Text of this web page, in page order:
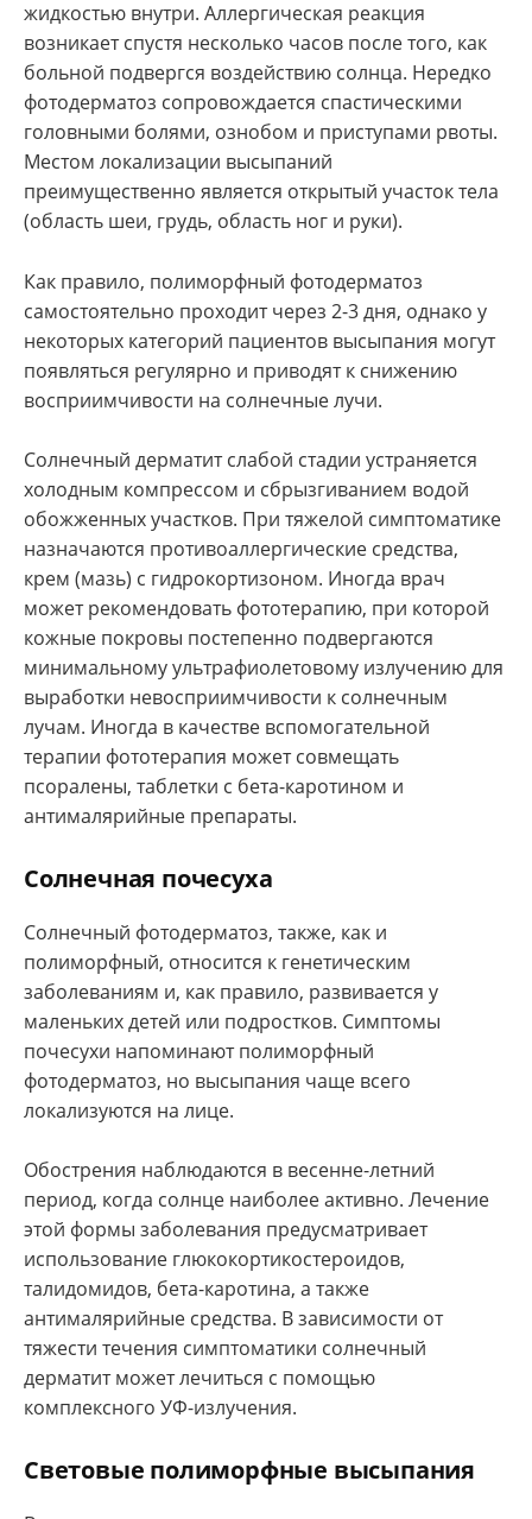
жидкостью внутри. Аллергическая реакция
возникает спустя несколько часов после того, как
больной подвергся воздействию солнца. Нередко
фотодерматоз сопровождается спастическими
головными болями, ознобом и приступами рвоты.
Местом локализации высыпаний
преимущественно является открытый участок тела
(область шеи, грудь, область ног и руки).
Как правило, полиморфный фотодерматоз
самостоятельно проходит через 2-3 дня, однако у
некоторых категорий пациентов высыпания могут
появляться регулярно и приводят к снижению
восприимчивости на солнечные лучи.
Солнечный дерматит слабой стадии устраняется
холодным компрессом и сбрызгиванием водой
обожженных участков. При тяжелой симптоматике
назначаются противоаллергические средства,
крем (мазь) с гидрокортизоном. Иногда врач
может рекомендовать фототерапию, при которой
кожные покровы постепенно подвергаются
минимальному ультрафиолетовому излучению для
выработки невосприимчивости к солнечным
лучам. Иногда в качестве вспомогательной
терапии фототерапия может совмещать
псоралены, таблетки с бета-каротином и
антималярийные препараты.
Солнечная почесуха
Солнечный фотодерматоз, также, как и
полиморфный, относится к генетическим
заболеваниям и, как правило, развивается у
маленьких детей или подростков. Симптомы
почесухи напоминают полиморфный
фотодерматоз, но высыпания чаще всего
локализуются на лице.
Обострения наблюдаются в весенне-летний
период, когда солнце наиболее активно. Лечение
этой формы заболевания предусматривает
использование глюкокортикостероидов,
талидомидов, бета-каротина, а также
антималярийные средства. В зависимости от
тяжести течения симптоматики солнечный
дерматит может лечиться с помощью
комплексного УФ-излучения.
Световые полиморфные высыпания